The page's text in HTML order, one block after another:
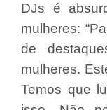
DJs é
mulheres:
de
mulheres.
Temos que